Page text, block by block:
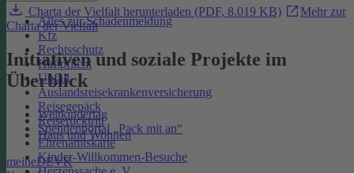
Alles zur Schadenmeldung
Kfz
Rechtsschutz
Haftpflicht
Unfall
Auslandsreisekrankenversicherung
Reisegepäck
Reiserücktritt
Haus und Wohnen
meineDEVK
Charta der Vielfalt herunterladen (PDF, 8.019 KB)
Mehr zur
Charta der Vielfalt
Initiativen und soziale Projekte im
Überblick
Weltkindertag
Spendenportal „Pack mit an“
Ehrenamtskarte
Kinder-Willkommen-Besuche